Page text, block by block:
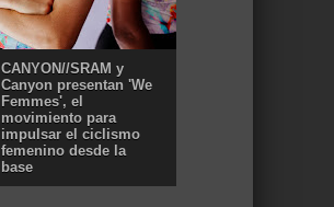
CANYON//SRAM y
Canyon presentan 'We
Femmes', el
movimiento para
impulsar el ciclismo
femenino desde la
base